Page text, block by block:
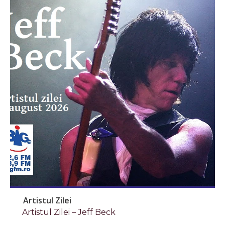
Artistul Zilei
Artistul Zilei – Jeff Beck